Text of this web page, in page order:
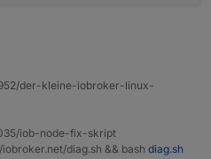
der-kleine-iobroker-linux-
iob-node-fix-skript
diag.sh && bash diag.sh